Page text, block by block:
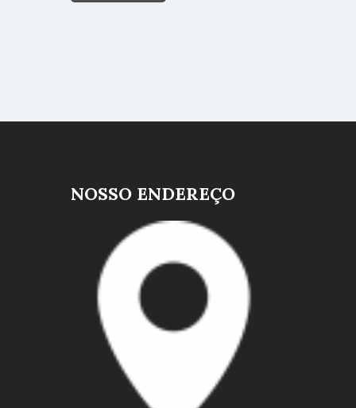
NOSSO ENDEREÇO